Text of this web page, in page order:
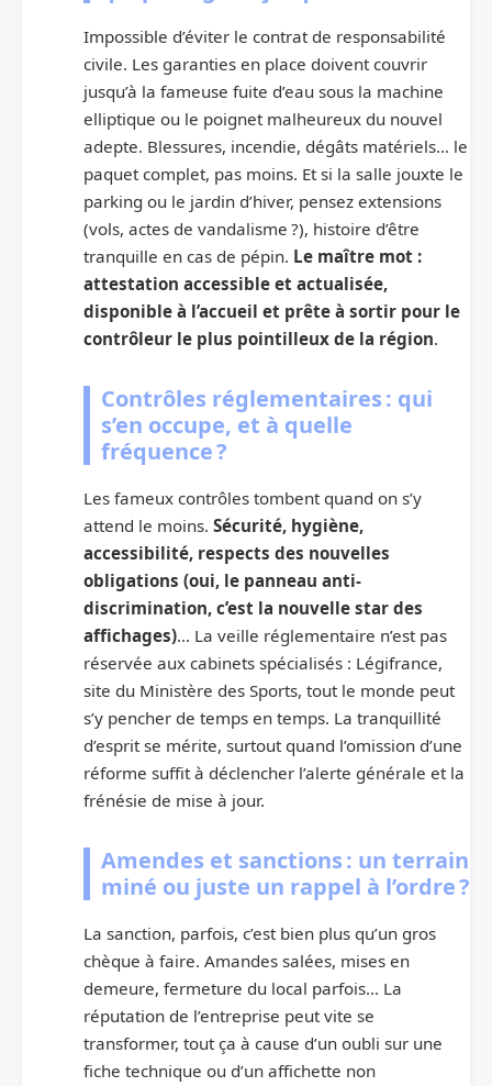
Impossible d’éviter le contrat de responsabilité
civile. Les garanties en place doivent couvrir
jusqu’à la fameuse fuite d’eau sous la machine
elliptique ou le poignet malheureux du nouvel
adepte. Blessures, incendie, dégâts matériels… le
paquet complet, pas moins. Et si la salle jouxte le
parking ou le jardin d’hiver, pensez extensions
(vols, actes de vandalisme ?), histoire d’être
tranquille en cas de pépin. Le maître mot :
attestation accessible et actualisée,
disponible à l’accueil et prête à sortir pour le
contrôleur le plus pointilleux de la région.
Contrôles réglementaires : qui
s’en occupe, et à quelle
fréquence ?
Les fameux contrôles tombent quand on s’y
attend le moins. Sécurité, hygiène,
accessibilité, respects des nouvelles
obligations (oui, le panneau anti-
discrimination, c’est la nouvelle star des
affichages)… La veille réglementaire n’est pas
réservée aux cabinets spécialisés : Légifrance,
site du Ministère des Sports, tout le monde peut
s’y pencher de temps en temps. La tranquillité
d’esprit se mérite, surtout quand l’omission d’une
réforme suffit à déclencher l’alerte générale et la
frénésie de mise à jour.
Amendes et sanctions : un terrain
miné ou juste un rappel à l’ordre ?
La sanction, parfois, c’est bien plus qu’un gros
chèque à faire. Amandes salées, mises en
demeure, fermeture du local parfois… La
réputation de l’entreprise peut vite se
transformer, tout ça à cause d’un oubli sur une
fiche technique ou d’un affichette non